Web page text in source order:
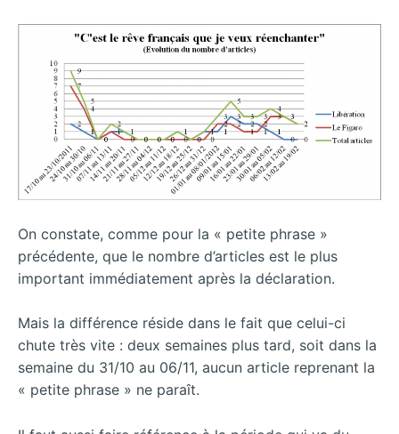
On constate, comme pour la « petite phrase »
précédente, que le nombre d’articles est le plus
important immédiatement après la déclaration.
Mais la différence réside dans le fait que celui-ci
chute très vite : deux semaines plus tard, soit dans la
semaine du 31/10 au 06/11, aucun article reprenant la
« petite phrase » ne paraît.